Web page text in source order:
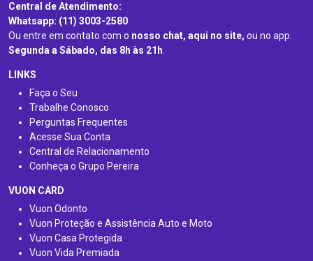
Central de Atendimento:
Whatsapp: (11) 3003-2580
Ou entre em contato com o nosso chat, aqui no site, ou no app.
Segunda a Sábado, das 8h às 21h.
LINKS
Faça o Seu
Trabalhe Conosco
Perguntas Frequentes
Acesse Sua Conta
Central de Relacionamento
Conheça o Grupo Pereira
VUON CARD
Vuon Odonto
Vuon Proteção e Assistência Auto e Moto
Vuon Casa Protegida
Vuon Vida Premiada